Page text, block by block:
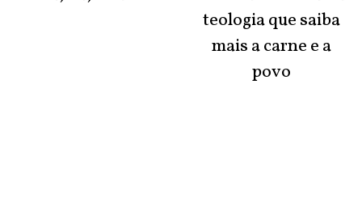
teologia que saiba
mais a carne e a
povo